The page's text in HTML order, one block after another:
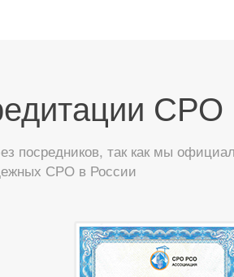
СРО
так как мы
СРО в России